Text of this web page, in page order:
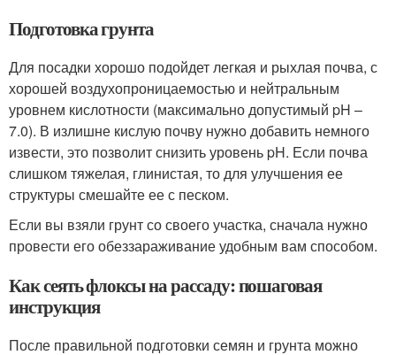
Подготовка грунта
Для посадки хорошо подойдет легкая и рыхлая почва, с
хорошей воздухопроницаемостью и нейтральным
уровнем кислотности (максимально допустимый pH –
7.0). В излишне кислую почву нужно добавить немного
извести, это позволит снизить уровень pH. Если почва
слишком тяжелая, глинистая, то для улучшения ее
структуры смешайте ее с песком.
Если вы взяли грунт со своего участка, сначала нужно
провести его обеззараживание удобным вам способом.
Как сеять флоксы на рассаду: пошаговая
инструкция
После правильной подготовки семян и грунта можно